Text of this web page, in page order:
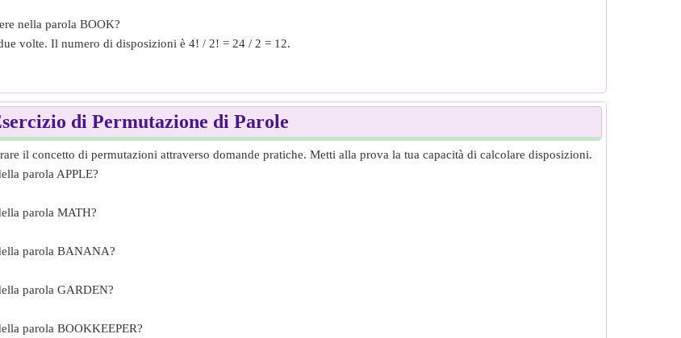
nella parola BOOK?
volte. Il numero di disposizioni è 4! / 2! = 24 / 2 = 12.
di Permutazione di Parole
il concetto di permutazioni attraverso domande pratiche. Metti alla prova la tua capacità di calcolare disposizioni.
parola APPLE?
parola MATH?
parola BANANA?
parola GARDEN?
parola BOOKKEEPER?